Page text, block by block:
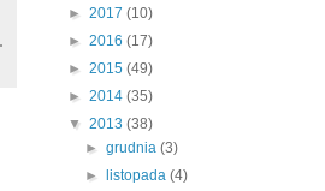
► 2017 (10)
► 2016 (17)
► 2015 (49)
► 2014 (35)
▼ 2013 (38)
►grudnia(3)
►
listopada(4)